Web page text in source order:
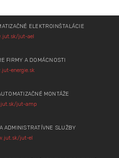
ELEKTROINŠTALÁCIE
jut-ael
FIRMY A DOMÁCNOSTI
energie.sk
MONTÁŽE
jut-amp
ADMINISTRATÍVNE SLUŽBY
jut-el